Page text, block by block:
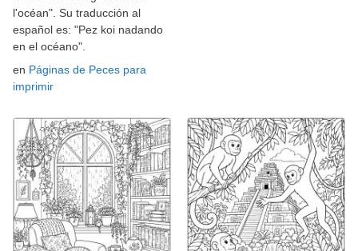
l'océan". Su traducción al
español es: "Pez koi nadando
en el océano".
en Páginas de Peces para
imprimir